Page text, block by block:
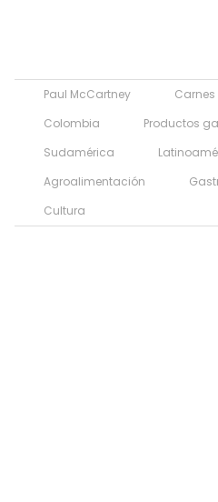
Paul McCartney Carnes
Colombia
Productos
Sudamérica
Agroalimentación
Cultura